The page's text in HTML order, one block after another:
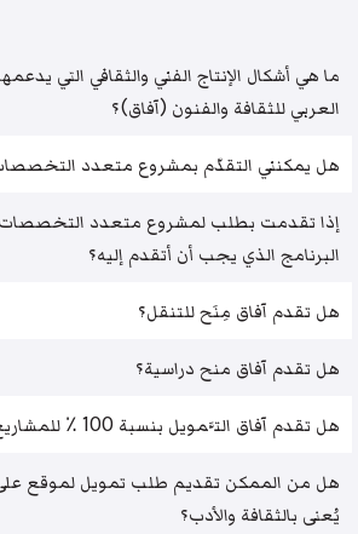
ما هي أشكال الإنتاج الفني والثقافي التي
العربي للثقافة والفنون (آفاق)؟
هل يمكنني التقدّم بمشروع متعدد
إذا تقدمت بطلب لمشروع متعدد
البرنامج الذي يجب أن أتقدم إليه؟
هل تقدم آفاق مِنَح للتنقل؟
هل تقدم آفاق منح دراسية؟
هل تقدم آفاق التَّمويل بنسبة 100 ٪ للمشاريع؟
هل من الممكن تقديم طلب تمويل لموقع على
يُعنى بالثقافة والأدب؟